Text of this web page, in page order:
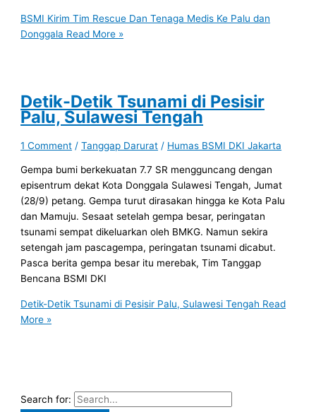
BSMI Kirim Tim Rescue Dan Tenaga Medis Ke Palu dan
Donggala Read More »
Detik-Detik Tsunami di Pesisir
Palu, Sulawesi Tengah
1 Comment /Tanggap Darurat / Humas BSMI DKI Jakarta
Gempa bumi berkekuatan 7.7 SR mengguncang dengan
episentrum dekat Kota Donggala Sulawesi Tengah, Jumat
(28/9) petang. Gempa turut dirasakan hingga ke Kota Palu
dan Mamuju. Sesaat setelah gempa besar, peringatan
tsunami sempat dikeluarkan oleh BMKG. Namun sekira
setengah jam pascagempa, peringatan tsunami dicabut.
Pasca berita gempa besar itu merebak, Tim Tanggap
Bencana BSMI DKI
Detik-Detik Tsunami di Pesisir Palu, Sulawesi Tengah Read
More »
Search for: